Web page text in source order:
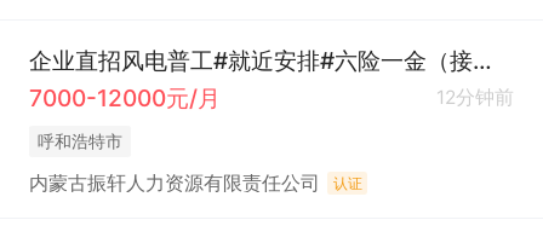
企业直招风电普工#就近安排#六险一金（接受应届生）
7000-12000元/月
12分钟前
呼和浩特市
内蒙古振轩人力资源有限责任公司 认证